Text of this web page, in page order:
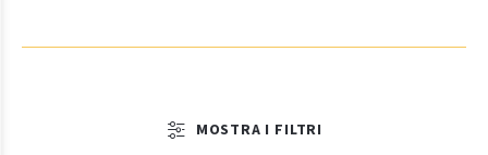
MOSTRA I FILTRI